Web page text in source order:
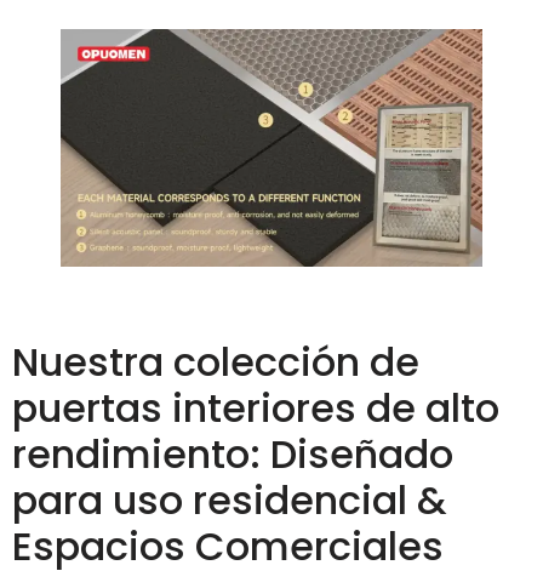
Nuestra colección de
puertas interiores de alto
rendimiento: Diseñado
para uso residencial &
Espacios Comerciales